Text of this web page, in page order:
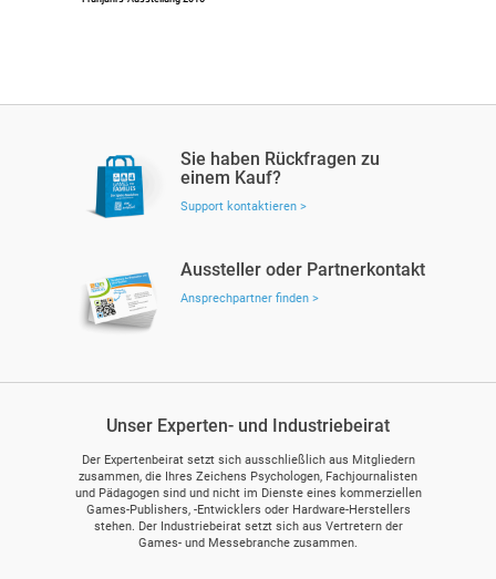
Sie haben Rückfragen zu
einem Kauf?
Support kontaktieren >
Aussteller oder Partnerkontakt
Ansprechpartner finden >
Unser Experten- und Industriebeirat
Der Expertenbeirat setzt sich ausschließlich aus Mitgliedern
zusammen, die Ihres Zeichens Psychologen, Fachjournalisten
und Pädagogen sind und nicht im Dienste eines kommerziellen
Games-Publishers, -Entwicklers oder Hardware-Herstellers
stehen. Der Industriebeirat setzt sich aus Vertretern der
Games- und Messebranche zusammen.